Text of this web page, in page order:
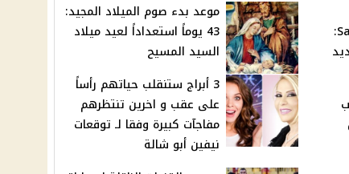
Samsung Galaxy A55 5G:
موعد بدء صوم الميلاد المجيد:
43 يوماً استعداداً لعيد ميلاد
السيد المسيح
3 أبراج ستنقلب حياتهم رأساً
على عقب و اخرين تنتظرهم
مفاجآت كبيرة وفقا لـ توقعات
نيفين أبو شالة